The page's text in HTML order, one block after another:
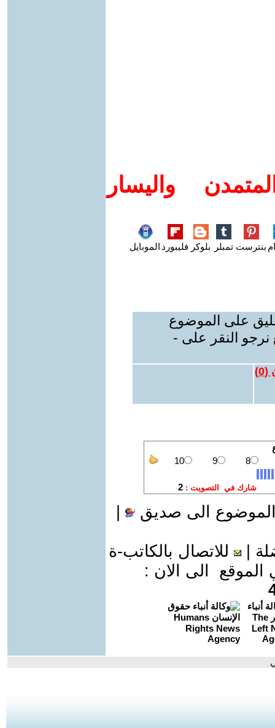
واليسار
بنترست تمبلر بلوكر فليبورد الموبايل
على الموضوع
نرجو النقر على -
(
0
)
الى صديق
للاتصال بالكاتب-ة
الى الان :